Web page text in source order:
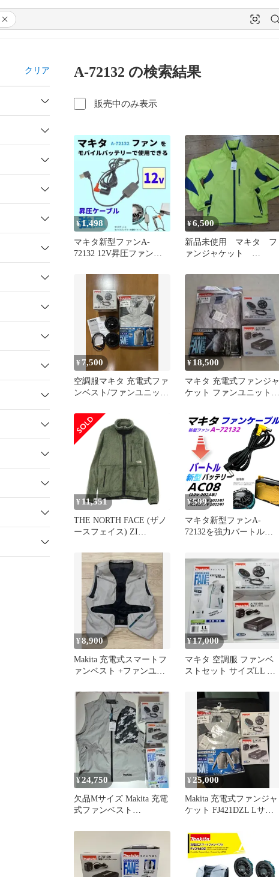
クリア A-72132 の検索結果
販売中のみ表示
¥1,498
マキタ新型ファンA-
72132 12V昇圧ファンケ
ー使用
¥6,500
新品未使用 マキタ フ
ァンジャケット
服
¥ 7,500
空調服マキタ 充電式ファ
ンベスト/ファンユニット
帯対応)
¥ 18,500
マキタ 充電式ファンジャ
ケット ファンユニット
¥ 11,551
THE NORTH FACE (ザノ
ースフェイス) ZI
LOFT JACKET ジップイ
ン マグネ エクストリー
ム バーサ ロフト フリー
スジャケット グリーン
NA72132
¥599
マキタ新型ファンA-
72132を強力バートル新
AC300(17v)で使う空冷作
業服ファンケーブル
52SPY
¥8,900
Makita 充電式スマートフ
ァンベスト +ファンユニ
¥17,000
マキタ 空調服 ファンベ
ストセット サイズLL フ
¥24,750
欠品Mサイズ Makita 充電
式ファンベスト
¥ 25,000
Makita 充電式ファンジャ
ケット FJ421DZL Lサイ